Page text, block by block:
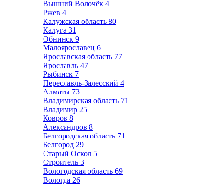
Вышний Волочёк 4
Ржев 4
Калужская область 80
Калуга 31
Обнинск 9
Малоярославец 6
Ярославская область 77
Ярославль 47
Рыбинск 7
Переславль-Залесский 4
Алматы 73
Владимирская область 71
Владимир 25
Ковров 8
Александров 8
Белгородская область 71
Белгород 29
Старый Оскол 5
Строитель 3
Вологодская область 69
Вологда 26